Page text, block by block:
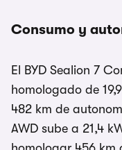
Consumo y
El BYD Sealion 7
homologado de
482 km de
AWD sube a 21,4